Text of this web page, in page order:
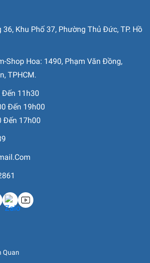
Khu Phố 37, Phường Thủ Đức, TP. Hồ
Shop Hoa: 1490, Phạm Văn Đồng,
TPHCM.
11h30
Đến 19h00
Đến 17h00
Quan